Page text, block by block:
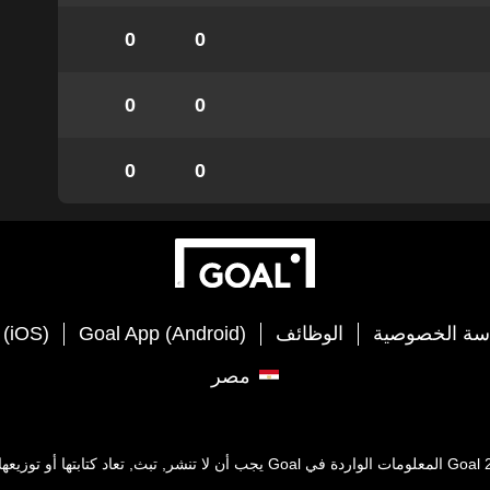
0
0
0
0
0
0
الخصوصية الوظائف Goal App (Android)
مصر
Goal المعلومات الواردة في Goal يجب أن لا تنشر, تبث, تعاد كتابتها أو